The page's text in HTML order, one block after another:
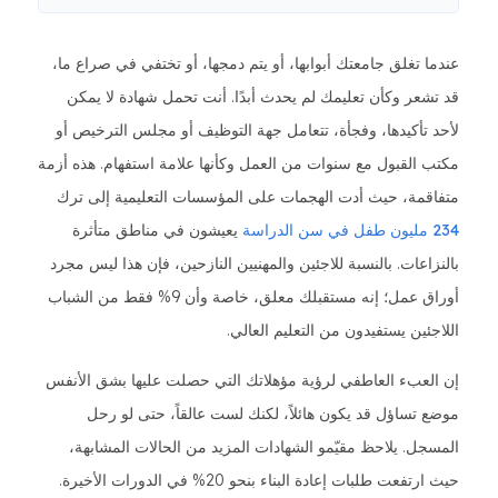
عندما تغلق جامعتك أبوابها، أو يتم دمجها، أو تختفي في صراع ما،
قد تشعر وكأن تعليمك لم يحدث أبدًا. أنت تحمل شهادة لا يمكن
لأحد تأكيدها، وفجأة، تتعامل جهة التوظيف أو مجلس الترخيص أو
مكتب القبول مع سنوات من العمل وكأنها علامة استفهام. هذه أزمة
متفاقمة، حيث أدت الهجمات على المؤسسات التعليمية إلى ترك
234 مليون طفل في سن الدراسة
يعيشون في مناطق متأثرة
بالنزاعات. بالنسبة للاجئين والمهنيين النازحين، فإن هذا ليس مجرد
أوراق عمل؛ إنه مستقبلك معلق، خاصة وأن 9% فقط من الشباب
اللاجئين يستفيدون من التعليم العالي.
إن العبء العاطفي لرؤية مؤهلاتك التي حصلت عليها بشق الأنفس
موضع تساؤل قد يكون هائلاً، لكنك لست عالقاً، حتى لو رحل
المسجل. يلاحظ مقيّمو الشهادات المزيد من الحالات المشابهة،
حيث ارتفعت طلبات إعادة البناء بنحو 20% في الدورات الأخيرة.